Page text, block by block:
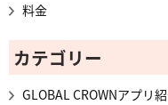
料金
カテゴリー
GLOBAL CROWNアプリ